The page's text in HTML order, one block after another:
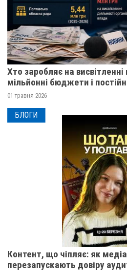
Хто заробляє на
мільйонні бюджети і
01 травня 2026
БЛОГИ
Контент, що чіпляє: як
перезапускають довіру